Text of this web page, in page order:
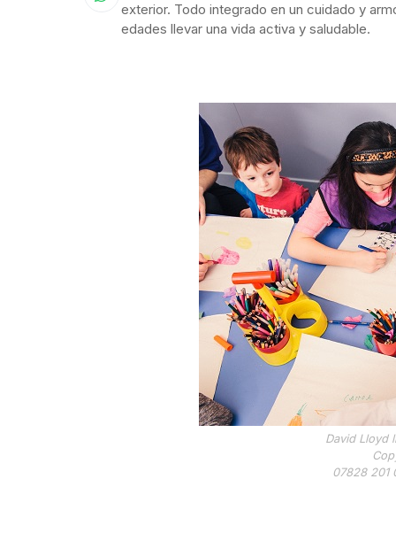
exterior. Todo integrado en un cuidado y
edades llevar una vida activa y saludable.
David Lloyd
07828 201